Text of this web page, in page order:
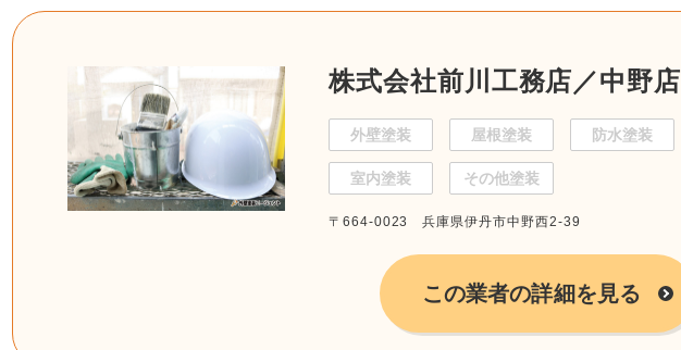
株式会社前川工務店／中野店
外壁塗装 屋根塗装 防水塗装
室内塗装 その他塗装
〒664-0023 兵庫県伊丹市中野西2-39
この業者の詳細を見る